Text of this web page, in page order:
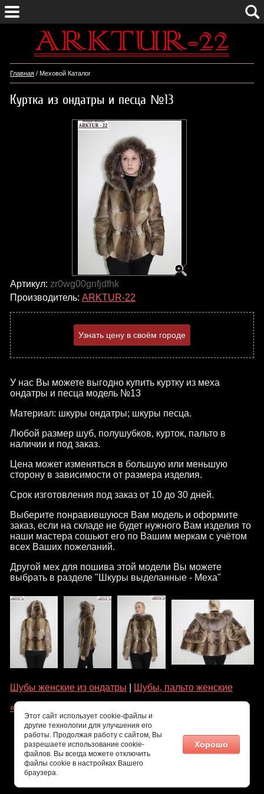
Главная / Меховой Каталог
Куртка из ондатры и песца №13
Артикул: zr0wg00gnfjdfhk
Производитель: ARKTUR-22
Узнать цену в своём городе
У нас Вы можете выгодно купить куртку из меха
ондатры и песца модель №13
Материал: шкуры ондатры; шкуры песца.
Любой размер шуб, полушубков, курток, пальто в
наличии и под заказ.
Цена может изменяться в большую или меньшую
сторону в зависимости от размера изделия.
Срок изготовления под заказ от 10 до 30 дней.
Выберите понравившуюся Вам модель и оформите
заказ, если на складе не будет нужного Вам изделия то
наши мастера сошьют его по Вашим меркам с учётом
всех Ваших пожеланий.
Другой мех для пошива этой модели Вы можете
выбрать в разделе "Шкуры выделанные - Меха"
Шубы женские из ондатры
Шубы, пальто женские
« Назад
Этот сайт использует cookie-файлы и
другие технологии для улучшения его
работы. Продолжая работу с сайтом, Вы
разрешаете использование cookie-
файлов. Вы всегда можете отключить
файлы cookie в настройках Вашего
браузера.
Хорошо